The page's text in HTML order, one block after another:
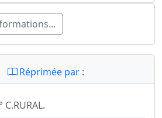
Réprimée par :
C.RURAL.